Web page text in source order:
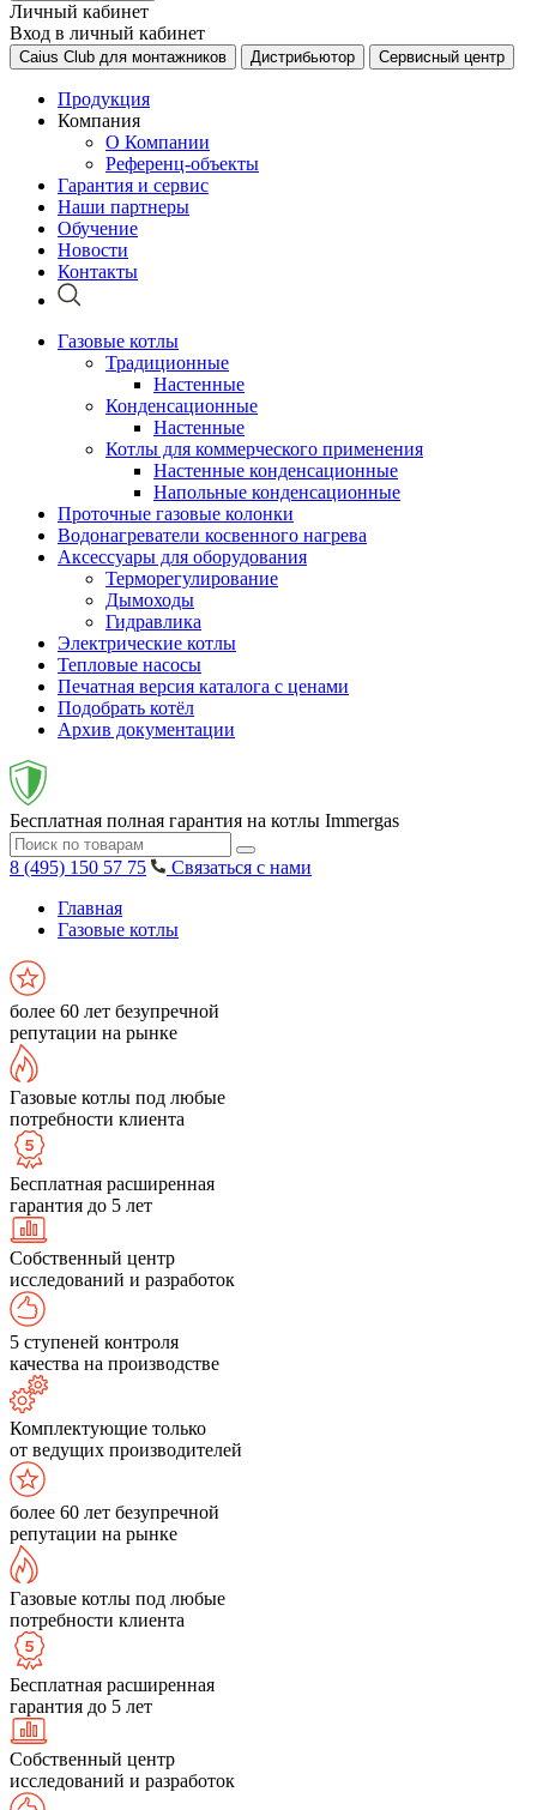
Личный кабинет
Вход в личный кабинет
Caius Club для монтажников Дистрибьютор Сервисный центр
Продукция
Компания
О Компании
Референц-объекты
Гарантия и сервис
Наши партнеры
Обучение
Новости
Контакты
Газовые котлы
Традиционные
Настенные
Конденсационные
Настенные
Котлы для коммерческого применения
Настенные конденсационные
Напольные конденсационные
Проточные газовые колонки
Водонагреватели косвенного нагрева
Аксессуары для оборудования
Терморегулирование
Дымоходы
Гидравлика
Электрические котлы
Тепловые насосы
Печатная версия каталога с ценами
Подобрать котёл
Архив документации
Бесплатная полная гарантия на котлы Immergas
8 (495) 150 57 75
Связаться с нами
Главная
Газовые котлы
более 60 лет безупречной
репутации на рынке
Газовые котлы под любые
потребности клиента
Бесплатная расширенная
гарантия до 5 лет
Собственный центр
исследований и разработок
5 ступеней контроля
качества на производстве
Комплектующие только
от ведущих производителей
более 60 лет безупречной
репутации на рынке
Газовые котлы под любые
потребности клиента
Бесплатная расширенная
гарантия до 5 лет
Собственный центр
исследований и разработок